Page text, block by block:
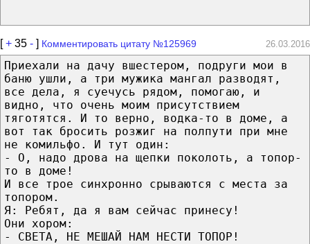
[+ 35 - ] Комментировать цитату №125969 26.03.2016
Приехали на дачу вшестером, подруги мои в
баню ушли, а три мужика мангал разводят,
все дела, я суечусь рядом, помогаю, и
видно, что очень моим присутствием
тяготятся. И то верно, водка-то в доме, а
вот так бросить розжиг на полпути при мне
не комильфо. И тут один:
- О, надо дрова на щепки поколоть, а топор-
то в доме!
И все трое синхронно срываются с места за
топором.
Я: Ребят, да я вам сейчас принесу!
Они хором:
- СВЕТА, НЕ МЕШАЙ НАМ НЕСТИ ТОПОР!